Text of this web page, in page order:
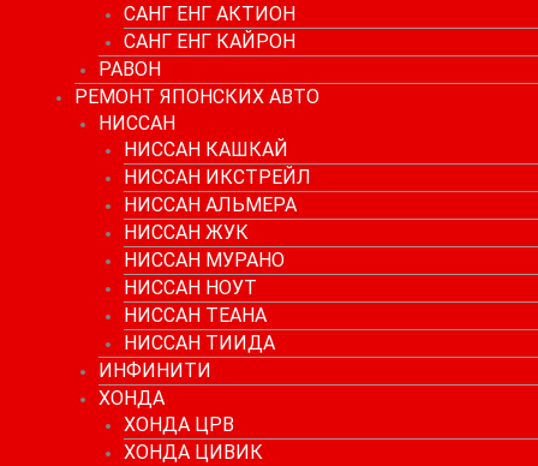
САНГ ЕНГ АКТИОН
САНГ ЕНГ КАЙРОН
РАВОН
РЕМОНТ ЯПОНСКИХ АВТО
НИССАН
НИССАН КАШКАЙ
НИССАН ИКСТРЕЙЛ
НИССАН АЛЬМЕРА
НИССАН ЖУК
НИССАН МУРАНО
НИССАН НОУТ
НИССАН ТЕАНА
НИССАН ТИИДА
ИНФИНИТИ
ХОНДА
ХОНДА ЦРВ
ХОНДА ЦИВИК